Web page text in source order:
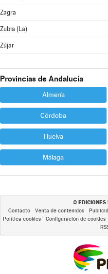
Zagra
Zubia (La)
Zújar
Provincias de Andalucía
Almería
Córdoba
Huelva
Málaga
© EDICIONES
Contacto Venta de contenidos
Política cookies
Configuración de cookies